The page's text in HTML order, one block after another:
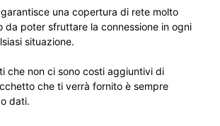
una copertura di rete molto
da poter sfruttare la connessione in ogni
situazione.
che non ci sono costi aggiuntivi di
che ti verrà fornito è sempre
dati.